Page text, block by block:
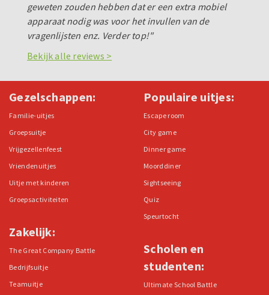
geweten zouden hebben dat er een extra mobiel
apparaat nodig was voor het invullen van de
vragenlijsten enz. Verder top!"
Bekijk alle reviews >
Gezelschappen:
Familie-uitjes
Groepsuitje
Vrijgezellenfeest
Vriendenuitjes
Uitje met kinderen
Groepsactiviteiten
Zakelijk:
The Great Company Battle
Bedrijfsuitje
Teamuitje
Populaire uitjes:
Escape room
City game
Dinner game
Moorddiner
Sightseeing
Quiz
Speurtocht
Scholen en
studenten:
Ultimate School Battle